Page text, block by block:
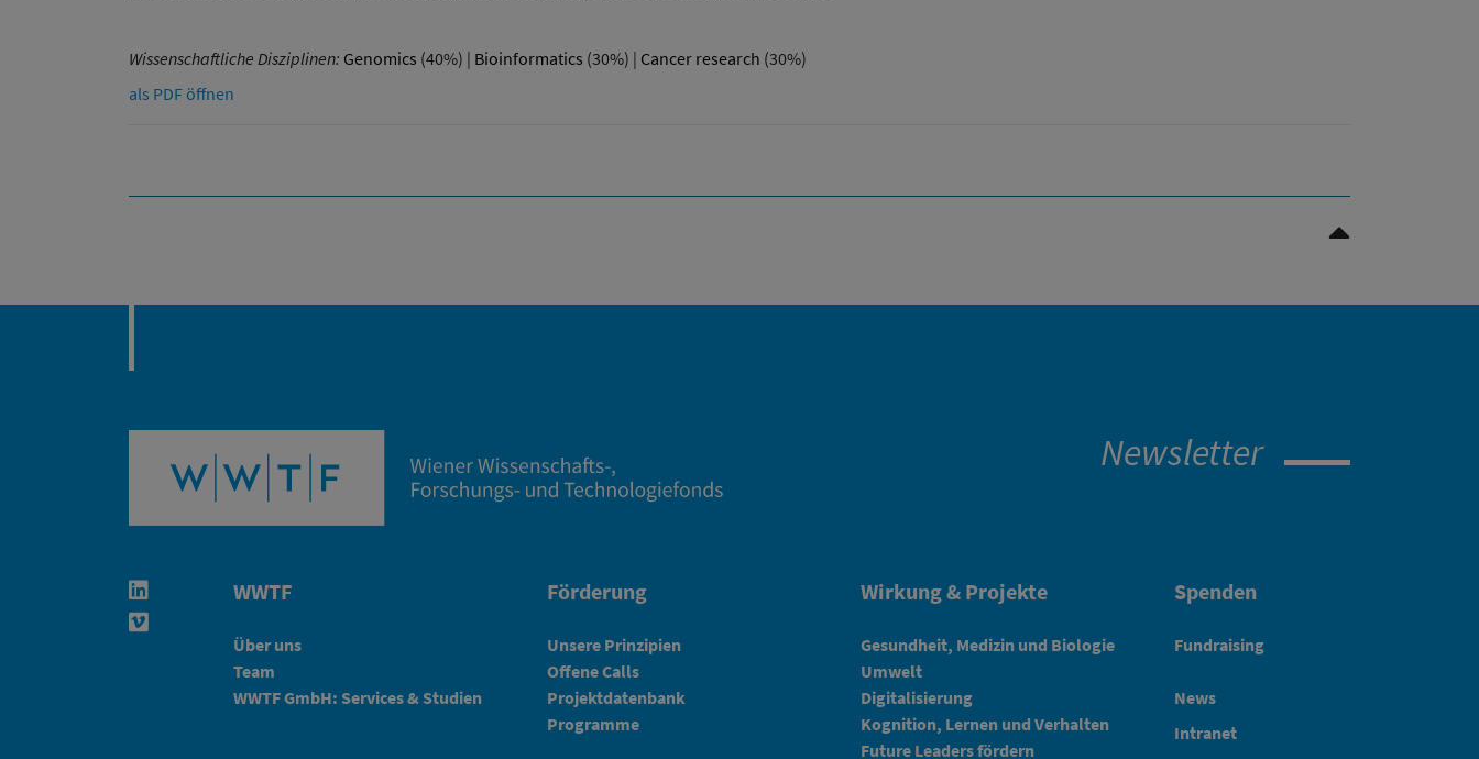
Wissenschaftliche Disziplinen: Genomics (40%) | Bioinformatics (30%) | Cancer research (30%)
als PDF öffnen
Nach oben Scrollen
Newsletter
Linkedin in neuem Fenster öffnen
WWTF
Über uns
Team
WWTF GmbH: Services & Studien
Förderung
Unsere Prinzipien
Offene Calls
Projektdatenbank
Programme
Wirkung & Projekte
Gesundheit, Medizin und Biologie
Umwelt
Digitalisierung
Kognition, Lernen und Verhalten
Future Leaders fördern
Spenden
Fundraising
News
Intranet